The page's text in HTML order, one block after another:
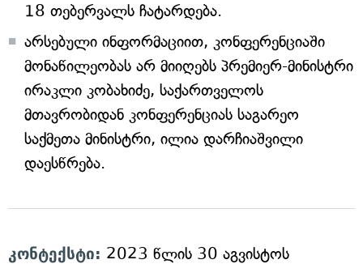
18 თებერვალს ჩატარდება.
არსებული ინფორმაციით, კონფერენციაში
მონაწილეობას არ მიიღებს პრემიერ-მინისტრი
ირაკლი კობახიძე, საქართველოს
მთავრობიდან კონფერენციას საგარეო
საქმეთა მინისტრი, ილია დარჩიაშვილი
დაესწრება.
კონტექსტი: 2023 წლის 30 აგვისტოს